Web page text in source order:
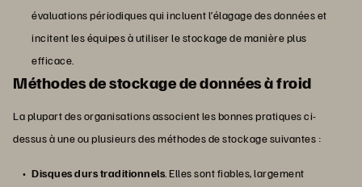
évaluations périodiques qui incluent l’élagage des données et
incitent les équipes à utiliser le stockage de manière plus
efficace.
Méthodes de stockage de données à froid
La plupart des organisations associent les bonnes pratiques ci-
dessus à une ou plusieurs des méthodes de stockage suivantes :
Disques durs traditionnels . Elles sont fiables, largement